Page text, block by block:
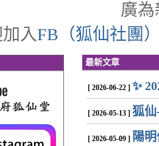
廣
入FB（狐仙社團
最新文章
[ 2026-06-22 ] ✨
[ 2026-05-13 ] 狐仙
[ 2026-05-09 ] 陽